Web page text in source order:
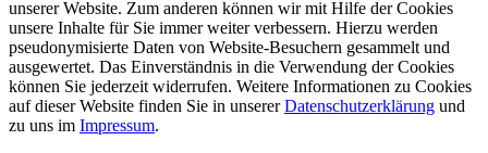
unserer Website. Zum anderen können wir mit Hilfe der Cookies
unsere Inhalte für Sie immer weiter verbessern. Hierzu werden
pseudonymisierte Daten von Website-Besuchern gesammelt und
ausgewertet. Das Einverständnis in die Verwendung der Cookies
können Sie jederzeit widerrufen. Weitere Informationen zu Cookies
auf dieser Website finden Sie in unsererDatenschutzerklärung und
zu uns im Impressum.